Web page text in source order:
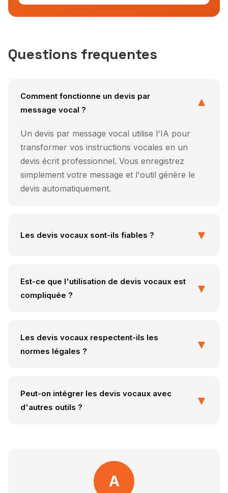
Questions frequentes
Comment fonctionne un devis par
message vocal ?
▼
Un devis par message vocal utilise l'IA pour
transformer vos instructions vocales en un
devis écrit professionnel. Vous enregistrez
simplement votre message et l'outil génère le
devis automatiquement.
Les devis vocaux sont-ils fiables ? ▼
actuelles sont très avancées et offrent une
précision élevée. Cependant, il est toujours bon
Est-ce que l'utilisation de devis vocaux est
compliquée ?
▼
pour être intuitives et faciles à utiliser, même
pour ceux qui ne sont pas familiers avec les
Les devis vocaux respectent-ils les
normes légales ?
▼
des devis qui incluent toutes les mentions
légales obligatoires, garantissant leur
Peut-on intégrer les devis vocaux avec
d'autres outils ?
▼
messagerie comme WhatsApp, facilitant ainsi la
communication avec vos clients.
A